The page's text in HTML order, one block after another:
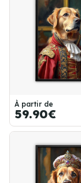
À partir de
59.90€